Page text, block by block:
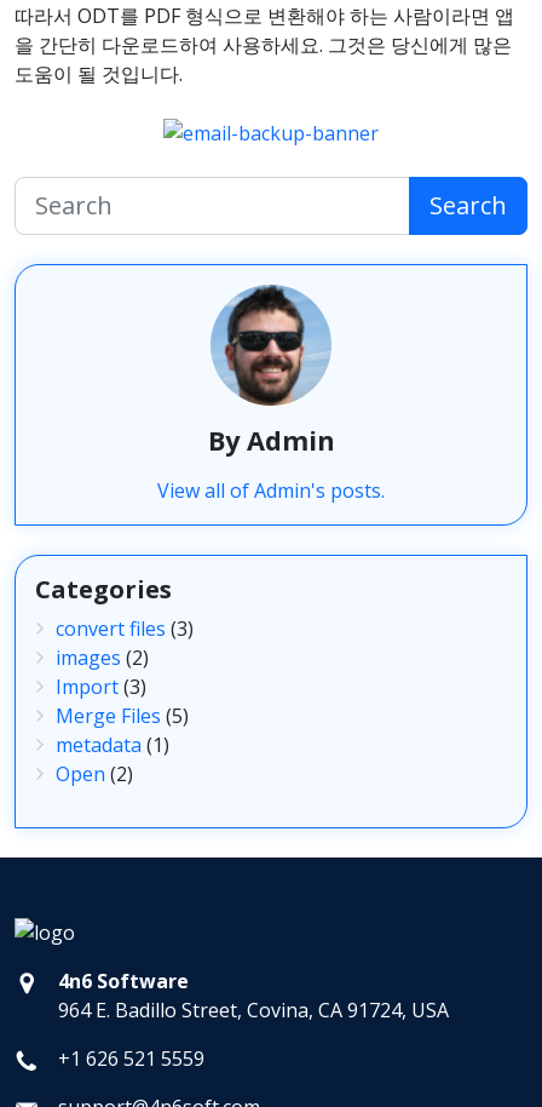
따라서 ODT를 PDF 형식으로 변환해야 하는 사람이라면 앱
을 간단히 다운로드하여 사용하세요. 그것은 당신에게 많은
도움이 될 것입니다.
Search
By Admin
View all of Admin's posts.
Categories
convert files (3)
images (2)
Import(3)
Merge Files (5)
metadata (1)
Open (2)
4n6 Software
964 E. Badillo Street, Covina, CA 91724, USA
+1 626 521 5559